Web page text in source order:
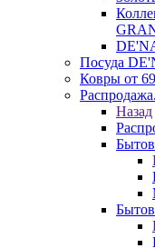
Посуда
Ковры от
Назад